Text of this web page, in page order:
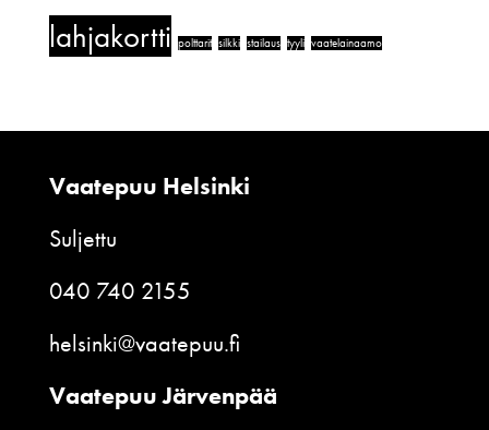
lahjakortti polttarit silkki stailaus tyyli vaatelainaamo
Vaatepuu Helsinki
Suljettu
040 740 2155
helsinki@vaatepuu.fi
Vaatepuu Järvenpää